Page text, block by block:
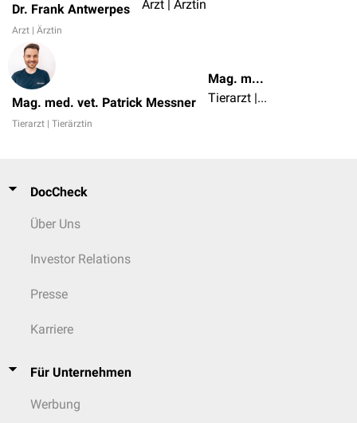
Dr. Frank Antwerpes
Arzt | Ärztin
Arzt | Ärztin
Mag. med. vet. Patrick Messner
Tierarzt | Tierärztin
Mag. med. vet. Patrick Messner
Tierarzt | Tierärztin
DocCheck
Über Uns
Investor Relations
Presse
Karriere
Für Unternehmen
Werbung